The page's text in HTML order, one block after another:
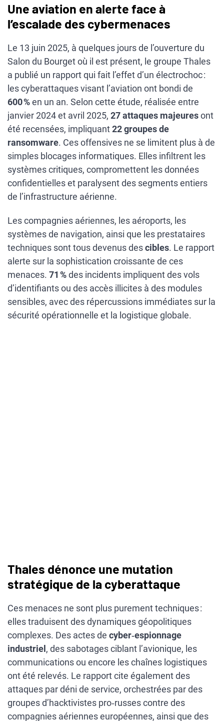
Une aviation en alerte face à
l’escalade des cybermenaces
Le 13 juin 2025, à quelques jours de l’ouverture du
Salon du Bourget où il est présent, le groupe Thales
a publié un rapport qui fait l’effet d’un électrochoc :
les cyberattaques visant l’aviation ont bondi de
600 %en un an. Selon cette étude, réalisée entre
janvier 2024 et avril 2025, 27 attaques majeuresont
été recensées, impliquant22 groupes de
ransomware. Ces offensives ne se limitent plus à de
simples blocages informatiques. Elles infiltrent les
systèmes critiques, compromettent les données
confidentielles et paralysent des segments entiers
de l’infrastructure aérienne.
Les compagnies aériennes, les aéroports, les
systèmes de navigation, ainsi que les prestataires
techniques sont tous devenus descibles. Le rapport
alerte sur la sophistication croissante de ces
menaces. 71 %des incidents impliquent des vols
d’identifiants ou des accès illicites à des modules
sensibles, avec des répercussions immédiates sur la
sécurité opérationnelle et la logistique globale.
Thales dénonce une mutation
stratégique de la cyberattaque
Ces menaces ne sont plus purement techniques :
elles traduisent des dynamiques géopolitiques
complexes. Des actes de cyber‑espionnage
industriel , des sabotages ciblant l’avionique, les
communications ou encore les chaînes logistiques
ont été relevés. Le rapport cite également des
attaques par déni de service, orchestrées par des
groupes d’hacktivistes pro‑russes contre des
compagnies aériennes européennes, ainsi que des